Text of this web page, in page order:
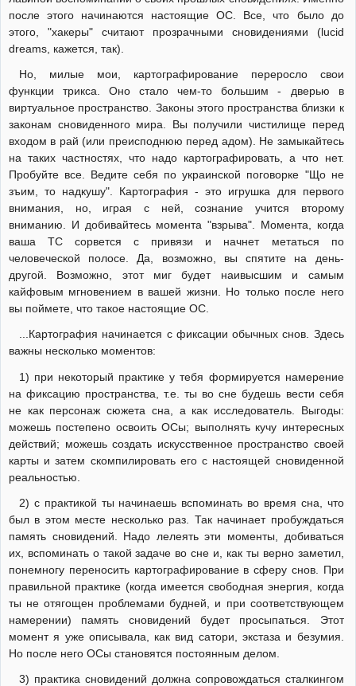
после этого начинаются настоящие ОС. Все, что было до
этого, "хакеры" считают прозрачными сновидениями (lucid
dreams, кажется, так).
Но, милые мои, картографирование переросло свои
функции трикса. Оно стало чем-то большим - дверью в
виртуальное пространство. Законы этого пространства близки к
законам сновиденного мира. Вы получили чистилище перед
входом в рай (или преисподнюю перед адом). Не замыкайтесь
на таких частностях, что надо картографировать, а что нет.
Пробуйте все. Ведите себя по украинской поговорке "Що не
зъим, то надкушу". Картография - это игрушка для первого
внимания, но, играя с ней, сознание учится второму
вниманию. И добивайтесь момента "взрыва". Момента, когда
ваша ТС сорвется с привязи и начнет метаться по
человеческой полосе. Да, возможно, вы спятите на день-
другой. Возможно, этот миг будет наивысшим и самым
кайфовым мгновением в вашей жизни. Но только после него
вы поймете, что такое настоящие ОС.
...Картография начинается с фиксации обычных снов. Здесь
важны несколько моментов:
1) при некоторый практике у тебя формируется намерение
на фиксацию пространства, т.е. ты во сне будешь вести себя
не как персонаж сюжета сна, а как исследователь. Выгоды:
можешь постепено освоить ОСы; выполнять кучу интересных
действий; можешь создать искусственное пространство своей
карты и затем скомпилировать его с настоящей сновиденной
реальностью.
2) с практикой ты начинаешь вспоминать во время сна, что
был в этом месте несколько раз. Так начинает пробуждаться
память сновидений. Надо лелеять эти моменты, добиваться
их, вспоминать о такой задаче во сне и, как ты верно заметил,
понемногу переносить картографирование в сферу снов. При
правильной практике (когда имеется свободная энергия, когда
ты не отягощен проблемами будней, и при соответствующем
намерении) память сновидений будет просыпаться. Этот
момент я уже описывала, как вид сатори, экстаза и безумия.
Но после него ОСы становятся постоянным делом.
3) практика сновидений должна сопровождаться сталкингом